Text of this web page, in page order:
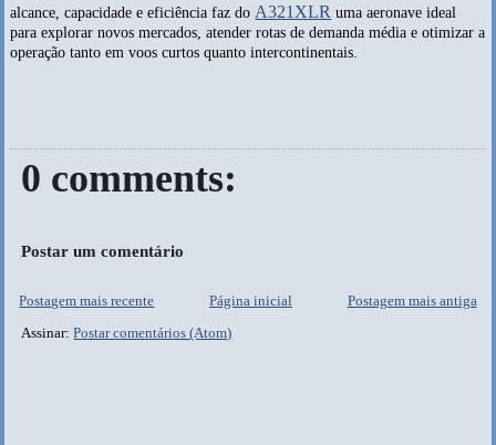
alcance, capacidade e eficiência faz do A321XLR uma aeronave ideal
para explorar novos mercados, atender rotas de demanda média e otimizar a
operação tanto em voos curtos quanto intercontinentais.
0 comments:
Postar um comentário
Postagem mais recente Postagem mais antiga
Página inicial
Assinar:Postar comentários (Atom)